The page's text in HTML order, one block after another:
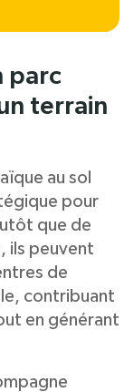
parc
terrain
au sol
pour
que de
ils peuvent
de
contribuant
en générant